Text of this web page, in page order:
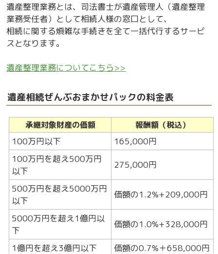
遺産整理業務とは、司法書士が遺産管理人（遺産整理
業務受任者）として相続人様の窓口として、
相続に関する煩雑な手続きを全て一括代行するサービ
スとなります。
遺産整理業務についてこちら>>
遺産相続ぜんぶおまかせパックの料金表
承継対象財産の価額 報酬額（税込）
100万円以下
165,000円
100万円を超え500万円
以下
275,000円
500万円を超え5000万円
以下
価額の1.2%+209,000円
5000万円を超え1億円以
下
価額の1.0%+328,000円
1億円を超え3億円以下 価額の0.7%＋658,000円